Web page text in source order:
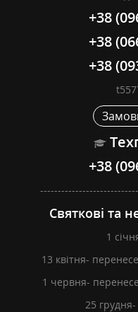
+38
+38
+38
+38
Святкові та
1
13 квітня-
1 червня-
25 грудня-